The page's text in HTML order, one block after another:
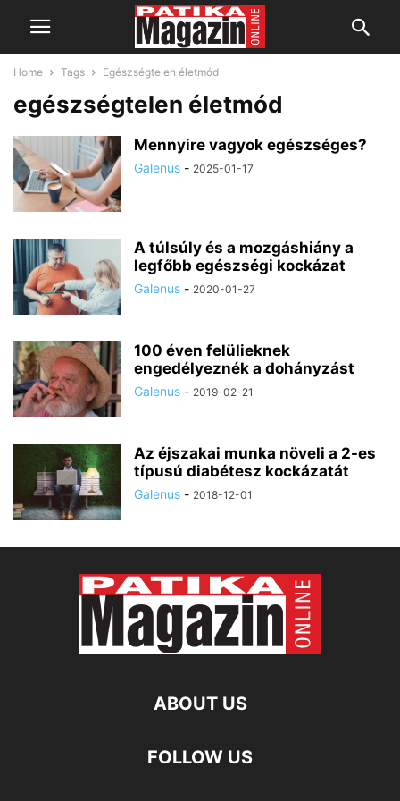
Home Tags Egészségtelen életmód
egészségtelen életmód
Mennyire vagyok egészséges?
Galenus - 2025-01-17
A túlsúly és a mozgáshiány a
legfőbb egészségi kockázat
Galenus - 2020-01-27
100 éven felülieknek
engedélyeznék a dohányzást
Galenus - 2019-02-21
Az éjszakai munka növeli a 2-es
típusú diabétesz kockázatát
Galenus - 2018-12-01
ABOUT US
FOLLOW US